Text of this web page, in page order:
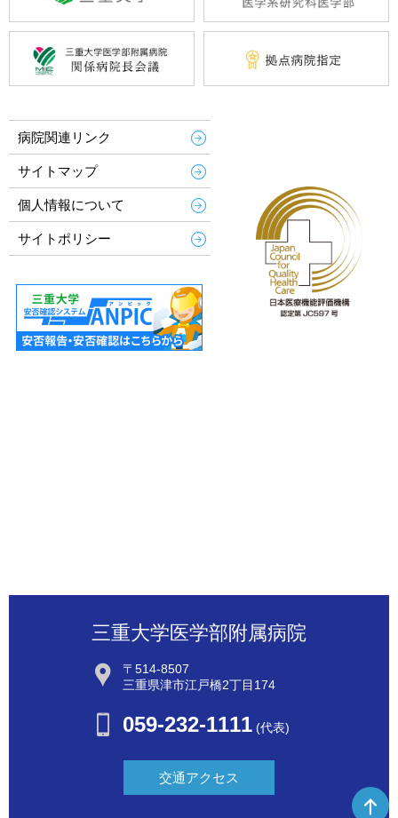
病院関連リンク
サイトマップ
個人情報について
サイトポリシー
三重大学医学部附属病院
〒514-8507
三重県津市江戸橋2丁目174
059-232-1111 (代表)
交通アクセス